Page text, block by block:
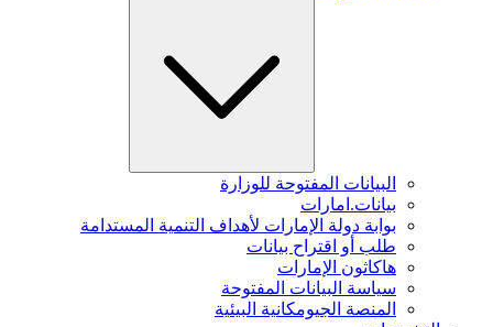
البيانات المفتوحة للوزارة
بيانات.امارات
بوابة دولة الإمارات لأهداف التنمية المستدامة
طلب أو اقتراح بيانات
هاكاثون الإمارات
سياسة البيانات المفتوحة
المنصة الجيومكانية البيئية